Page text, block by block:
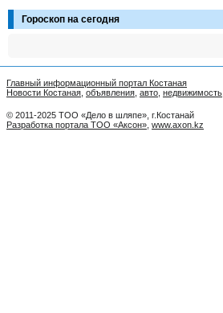
Гороскоп на сегодня
Главный информационный портал Костаная
Новости Костаная объявления авто недвижимость
© 2011-2025 ТОО «Дело в шляпе», г.Костанай
Разработка портала ТОО «Аксон» www.axon.kz